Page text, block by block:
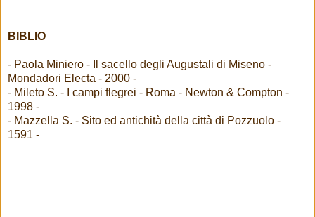
BIBLIO
- Paola Miniero - Il sacello degli Augustali di Miseno -
Mondadori Electa - 2000 -
- Mileto S. - I campi flegrei - Roma - Newton & Compton -
1998 -
- Mazzella S. - Sito ed antichità della città di Pozzuolo -
1591 -